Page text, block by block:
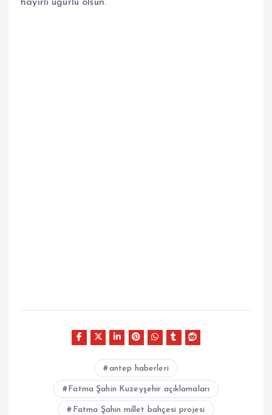
hayırlı uğurlu olsun.”
antep haberleri
Fatma Şahin Kuzeyşehir açıklamaları
Fatma Şahin millet bahçesi projesi